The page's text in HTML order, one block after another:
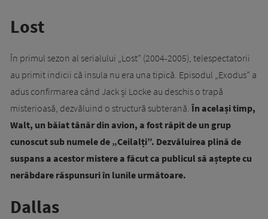
Lost
În primul sezon al serialului „Lost” (2004-2005), telespectatorii
au primit indicii că insula nu era una tipică. Episodul „Exodus” a
adus confirmarea când Jack și Locke au deschis o trapă
misterioasă, dezvăluind o structură subterană. În același timp,
Walt, un băiat tânăr din avion, a fost răpit de un grup
cunoscut sub numele de „Ceilalți”. Dezvăluirea plină de
suspans a acestor mistere a făcut ca publicul să aștepte cu
nerăbdare răspunsuri în lunile următoare.
Dallas